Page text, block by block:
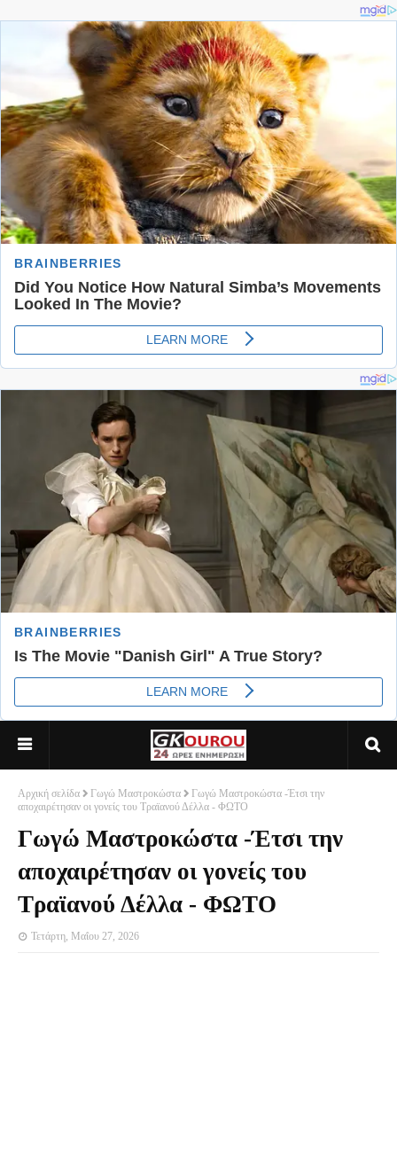
Αρχική σελίδα Γωγώ Μαστροκώστα
Γωγώ Μαστροκώστα -Έτσι την
αποχαιρέτησαν οι γονείς του Τραϊανού Δέλλα - ΦΩΤΟ
Γωγώ Μαστροκώστα -Έτσι την
αποχαιρέτησαν οι γονείς του
Τραϊανού Δέλλα - ΦΩΤΟ
Τετάρτη, Μαΐου 27, 2026